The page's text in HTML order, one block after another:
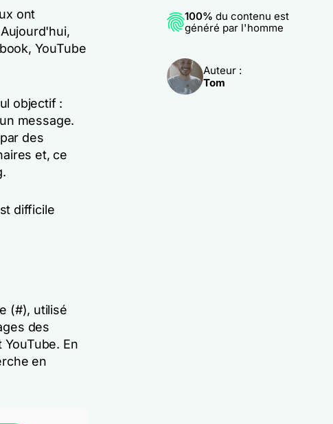
ont
YouTube
objectif :
message.
des
et, ce
difficile
(#), utilisé
des
En
en
100% du contenu est
généré par l'homme
Auteur :
Tom